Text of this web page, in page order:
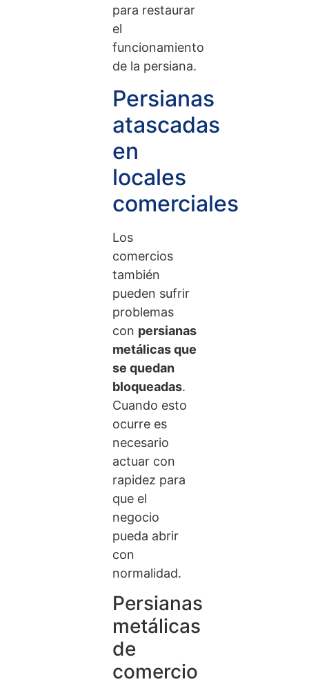
para restaurar
el
funcionamiento
de la persiana.
Persianas
atascadas
en
locales
comerciales
Los
comercios
también
pueden sufrir
problemas
con persianas
metálicas que
se quedan
bloqueadas.
Cuando esto
ocurre es
necesario
actuar con
rapidez para
que el
negocio
pueda abrir
con
normalidad.
Persianas
metálicas
de
comercio